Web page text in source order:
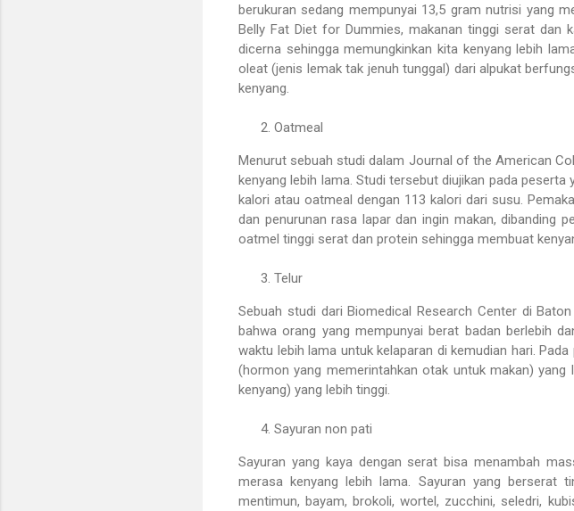
berukuran sedang mempunyai 13,5 gram nutrisi yang
Belly Fat Diet for Dummies, makanan tinggi serat dan
dicerna sehingga memungkinkan kita kenyang lebih
oleat (jenis lemak tak jenuh tunggal) dari alpukat
kenyang.
Oatmeal
Menurut sebuah studi dalam Journal of the American
kenyang lebih lama. Studi tersebut diujikan pada
kalori atau oatmeal dengan 113 kalori dari susu.
dan penurunan rasa lapar dan ingin makan, dibanding
oatmel tinggi serat dan protein sehingga membuat
Telur
Sebuah studi dari Biomedical Research Center di
bahwa orang yang mempunyai berat badan berlebih
waktu lebih lama untuk kelaparan di kemudian hari.
(hormon yang memerintahkan otak untuk makan)
kenyang) yang lebih tinggi.
Sayuran non pati
Sayuran yang kaya dengan serat bisa menambah
merasa kenyang lebih lama. Sayuran yang berserat
mentimun, bayam, brokoli, wortel, zucchini, seledri,